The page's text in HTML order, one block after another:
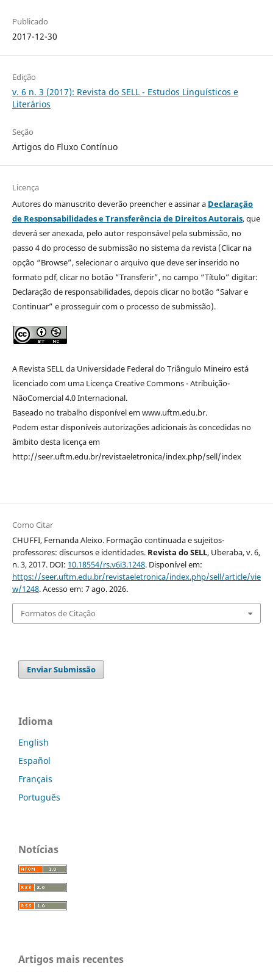
Publicado
2017-12-30
Edição
v. 6 n. 3 (2017): Revista do SELL - Estudos Linguísticos e
Literários
Seção
Artigos do Fluxo Contínuo
Licença
Autores do manuscrito deverão preencher e assinar a Declaração
de Responsabilidades e Transferência de Direitos Autorais, que
deverá ser anexada, pelo autor responsável pela submissão, no
passo 4 do processo de submissão no sistema da revista (Clicar na
opção “Browse”, selecionar o arquivo que deve ser inserido no
formato pdf, clicar no botão “Transferir”, no campo “Título” digitar:
Declaração de responsabilidades, depois clicar no botão “Salvar e
Continuar” e prosseguir com o processo de submissão).
A Revista SELL da Universidade Federal do Triângulo Mineiro está
licenciado com uma Licença Creative Commons - Atribuição-
NãoComercial 4.0 Internacional.
Baseado no trabalho disponível em www.uftm.edu.br.
Podem estar disponíveis autorizações adicionais às concedidas no
âmbito desta licença em
http://seer.uftm.edu.br/revistaeletronica/index.php/sell/index
Como Citar
CHUFFI, Fernanda Aleixo. Formação continuada e sujeitos-
professores: discursos e identidades. Revista do SELL, Uberaba, v. 6,
n. 3, 2017. DOI: 10.18554/rs.v6i3.1248. Disponível em:
https://seer.uftm.edu.br/revistaeletronica/index.php/sell/article/vie
w/1248. Acesso em: 7 ago. 2026.
Formatos de Citação
Enviar Submissão
Idioma
English
Español
Français
Português
Notícias
Artigos mais recentes